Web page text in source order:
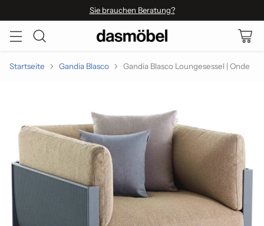
Sie brauchen Beratung?
Startseite Gandia Blasco Gandia Blasco Loungesessel | Onde